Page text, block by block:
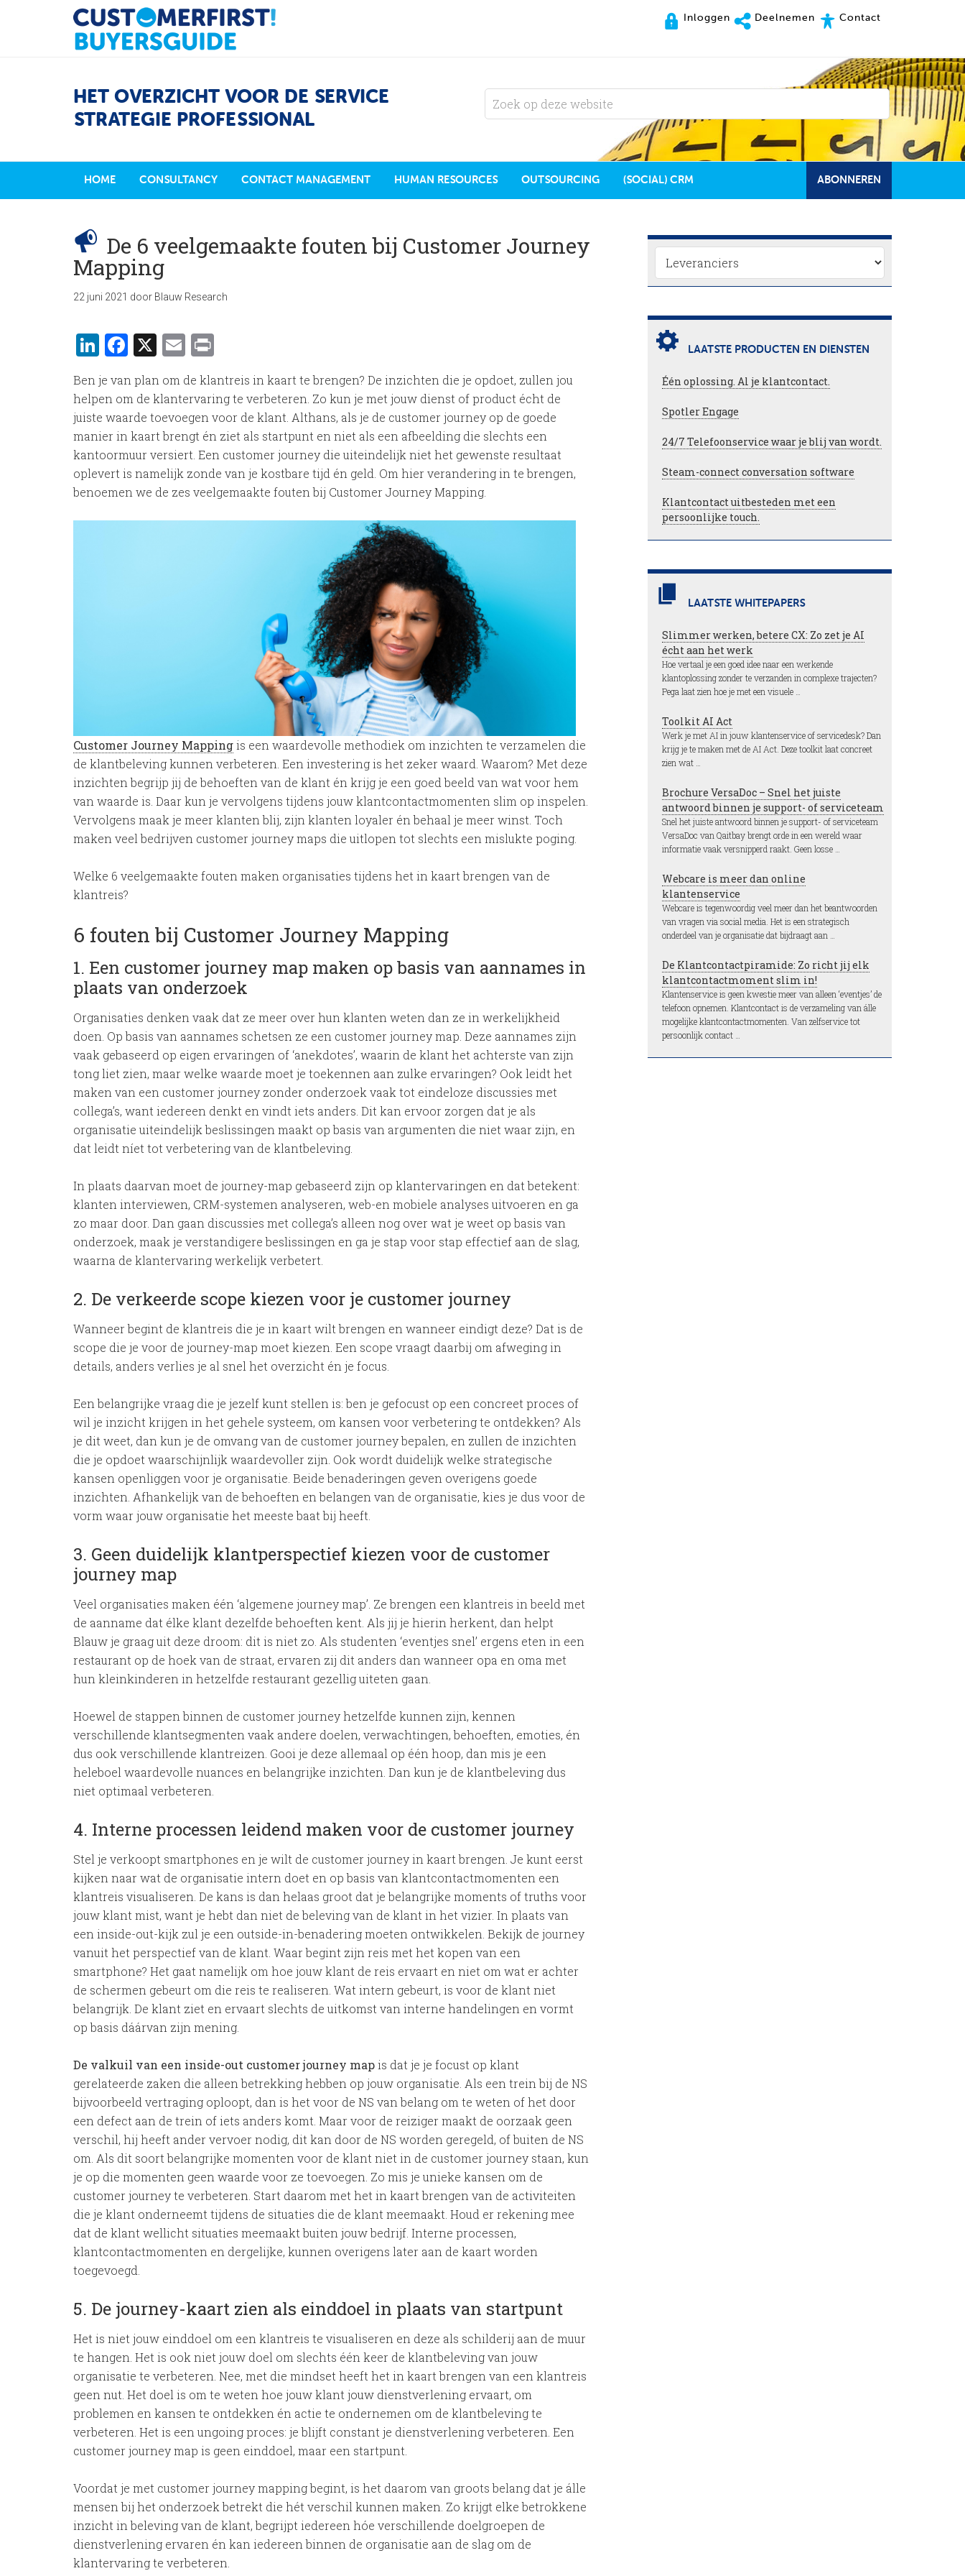
Inloggen Deelnemen Contact
HET OVERZICHT VOOR DE SERVICE
STRATEGIE PROFESSIONAL
HOME CONSULTANCY CONTACT MANAGEMENT HUMAN RESOURCES OUTSOURCING (SOCIAL) CRM ABONNEREN
De 6 veelgemaakte fouten bij Customer Journey
Mapping
22 juni 2021 door Blauw Research
LinkedIn
Facebook
X Email
Ben je van plan om de klantreis in kaart te brengen? De inzichten die je opdoet, zullen jou
helpen om de klantervaring te verbeteren. Zo kun je met jouw dienst of product écht de
juiste waarde toevoegen voor de klant. Althans, als je de customer journey op de goede
manier in kaart brengt én ziet als startpunt en niet als een afbeelding die slechts een
kantoormuur versiert. Een customer journey die uiteindelijk niet het gewenste resultaat
oplevert is namelijk zonde van je kostbare tijd én geld. Om hier verandering in te brengen,
benoemen we de zes veelgemaakte fouten bij Customer Journey Mapping.
Customer Journey Mappingis een waardevolle methodiek om inzichten te verzamelen die
de klantbeleving kunnen verbeteren. Een investering is het zeker waard. Waarom? Met deze
inzichten begrijp jij de behoeften van de klant én krijg je een goed beeld van wat voor hem
van waarde is. Daar kun je vervolgens tijdens jouw klantcontactmomenten slim op inspelen.
Vervolgens maak je meer klanten blij, zijn klanten loyaler én behaal je meer winst. Toch
maken veel bedrijven customer journey maps die uitlopen tot slechts een mislukte poging.
Welke 6 veelgemaakte fouten maken organisaties tijdens het in kaart brengen van de
klantreis?
6 fouten bij Customer Journey Mapping
1. Een customer journey map maken op basis van aannames in
plaats van onderzoek
Organisaties denken vaak dat ze meer over hun klanten weten dan ze in werkelijkheid
doen. Op basis van aannames schetsen ze een customer journey map. Deze aannames zijn
vaak gebaseerd op eigen ervaringen of ‘anekdotes’, waarin de klant het achterste van zijn
tong liet zien, maar welke waarde moet je toekennen aan zulke ervaringen? Ook leidt het
maken van een customer journey zonder onderzoek vaak tot eindeloze discussies met
collega’s, want iedereen denkt en vindt iets anders. Dit kan ervoor zorgen dat je als
organisatie uiteindelijk beslissingen maakt op basis van argumenten die niet waar zijn, en
dat leidt níet tot verbetering van de klantbeleving.
In plaats daarvan moet de journey-map gebaseerd zijn op klantervaringen en dat betekent:
klanten interviewen, CRM-systemen analyseren, web-en mobiele analyses uitvoeren en ga
zo maar door. Dan gaan discussies met collega’s alleen nog over wat je weet op basis van
onderzoek, maak je verstandigere beslissingen en ga je stap voor stap effectief aan de slag,
waarna de klantervaring werkelijk verbetert.
2. De verkeerde scope kiezen voor je customer journey
Wanneer begint de klantreis die je in kaart wilt brengen en wanneer eindigt deze? Dat is de
scope die je voor de journey-map moet kiezen. Een scope vraagt daarbij om afweging in
details, anders verlies je al snel het overzicht én je focus.
Een belangrijke vraag die je jezelf kunt stellen is: ben je gefocust op een concreet proces of
wil je inzicht krijgen in het gehele systeem, om kansen voor verbetering te ontdekken? Als
je dit weet, dan kun je de omvang van de customer journey bepalen, en zullen de inzichten
die je opdoet waarschijnlijk waardevoller zijn. Ook wordt duidelijk welke strategische
kansen openliggen voor je organisatie. Beide benaderingen geven overigens goede
inzichten. Afhankelijk van de behoeften en belangen van de organisatie, kies je dus voor de
vorm waar jouw organisatie het meeste baat bij heeft.
3. Geen duidelijk klantperspectief kiezen voor de customer
journey map
Veel organisaties maken één ‘algemene journey map’. Ze brengen een klantreis in beeld met
de aanname dat élke klant dezelfde behoeften kent. Als jij je hierin herkent, dan helpt
Blauw je graag uit deze droom: dit is niet zo. Als studenten ‘eventjes snel’ ergens eten in een
restaurant op de hoek van de straat, ervaren zij dit anders dan wanneer opa en oma met
hun kleinkinderen in hetzelfde restaurant gezellig uiteten gaan.
Hoewel de stappen binnen de customer journey hetzelfde kunnen zijn, kennen
verschillende klantsegmenten vaak andere doelen, verwachtingen, behoeften, emoties, én
dus ook verschillende klantreizen. Gooi je deze allemaal op één hoop, dan mis je een
heleboel waardevolle nuances en belangrijke inzichten. Dan kun je de klantbeleving dus
niet optimaal verbeteren.
4. Interne processen leidend maken voor de customer journey
Stel je verkoopt smartphones en je wilt de customer journey in kaart brengen. Je kunt eerst
kijken naar wat de organisatie intern doet en op basis van klantcontactmomenten een
klantreis visualiseren. De kans is dan helaas groot dat je belangrijke moments of truths voor
jouw klant mist, want je hebt dan niet de beleving van de klant in het vizier. In plaats van
een inside-out-kijk zul je een outside-in-benadering moeten ontwikkelen. Bekijk de journey
vanuit het perspectief van de klant. Waar begint zijn reis met het kopen van een
smartphone? Het gaat namelijk om hoe jouw klant de reis ervaart en niet om wat er achter
de schermen gebeurt om die reis te realiseren. Wat intern gebeurt, is voor de klant niet
belangrijk. De klant ziet en ervaart slechts de uitkomst van interne handelingen en vormt
op basis dáárvan zijn mening.
De valkuil van een inside-out customer journey mapis dat je je focust op klant
gerelateerde zaken die alleen betrekking hebben op jouw organisatie. Als een trein bij de NS
bijvoorbeeld vertraging oploopt, dan is het voor de NS van belang om te weten of het door
een defect aan de trein of iets anders komt. Maar voor de reiziger maakt de oorzaak geen
verschil, hij heeft ander vervoer nodig, dit kan door de NS worden geregeld, of buiten de NS
om. Als dit soort belangrijke momenten voor de klant niet in de customer journey staan, kun
je op die momenten geen waarde voor ze toevoegen. Zo mis je unieke kansen om de
customer journey te verbeteren. Start daarom met het in kaart brengen van de activiteiten
die je klant onderneemt tijdens de situaties die de klant meemaakt. Houd er rekening mee
dat de klant wellicht situaties meemaakt buiten jouw bedrijf. Interne processen,
klantcontactmomenten en dergelijke, kunnen overigens later aan de kaart worden
toegevoegd.
5. De journey-kaart zien als einddoel in plaats van startpunt
Het is niet jouw einddoel om een klantreis te visualiseren en deze als schilderij aan de muur
te hangen. Het is ook niet jouw doel om slechts één keer de klantbeleving van jouw
organisatie te verbeteren. Nee, met die mindset heeft het in kaart brengen van een klantreis
geen nut. Het doel is om te weten hoe jouw klant jouw dienstverlening ervaart, om
problemen en kansen te ontdekken én actie te ondernemen om de klantbeleving te
verbeteren. Het is een ungoing proces: je blijft constant je dienstverlening verbeteren. Een
customer journey map is geen einddoel, maar een startpunt.
Voordat je met customer journey mapping begint, is het daarom van groots belang dat je álle
mensen bij het onderzoek betrekt die hét verschil kunnen maken. Zo krijgt elke betrokkene
inzicht in beleving van de klant, begrijpt iedereen hóe verschillende doelgroepen de
dienstverlening ervaren én kan iedereen binnen de organisatie aan de slag om de
klantervaring te verbeteren.
LAATSTE PRODUCTEN EN DIENSTEN
Één oplossing. Al je klantcontact.
Spotler Engage
24/7 Telefoonservice waar je blij van wordt.
Steam-connect conversation software
Klantcontact uitbesteden met een
persoonlijke touch.
LAATSTE WHITEPAPERS
Slimmer werken, betere CX: Zo zet je AI
écht aan het werk
Hoe vertaal je een goed idee naar een werkende
klantoplossing zonder te verzanden in complexe trajecten?
Pega laat zien hoe je met een visuele …
Toolkit AI Act
Werk je met AI in jouw klantenservice of servicedesk? Dan
krijg je te maken met de AI Act. Deze toolkit laat concreet
zien wat …
Brochure VersaDoc – Snel het juiste
antwoord binnen je support- of serviceteam
Snel het juiste antwoord binnen je support- of serviceteam
VersaDoc van Qaitbay brengt orde in een wereld waar
informatie vaak versnipperd raakt. Geen losse …
Webcare is meer dan online
klantenservice
Webcare is tegenwoordig veel meer dan het beantwoorden
van vragen via social media. Het is een strategisch
onderdeel van je organisatie dat bijdraagt aan …
De Klantcontactpiramide: Zo richt jij elk
klantcontactmoment slim in!
Klantenservice is geen kwestie meer van alleen ‘eventjes’ de
telefoon opnemen. Klantcontact is de verzameling van álle
mogelijke klantcontactmomenten. Van zelfservice tot
persoonlijk contact …